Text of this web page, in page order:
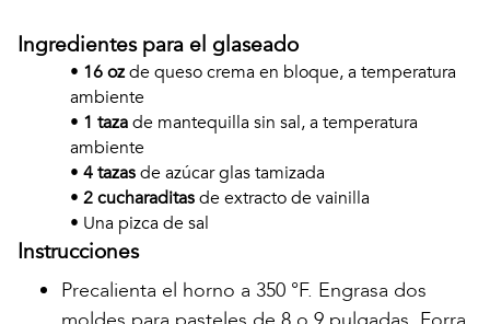
Ingredientes para el glaseado
• 16 ozde queso crema en bloque, a temperatura
ambiente
• 1 tazade mantequilla sin sal, a temperatura
ambiente
• 4 tazasde azúcar glas tamizada
• 2 cucharaditasde extracto de vainilla
• Una pizca de sal
Instrucciones
Precalienta el horno a 350 °F. Engrasa dos